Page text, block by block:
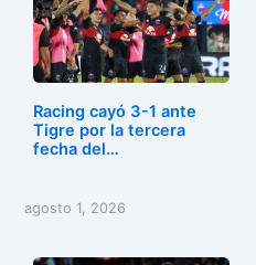
Racing cayó 3-1 ante
Tigre por la tercera
fecha del…
agosto 1, 2026